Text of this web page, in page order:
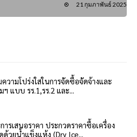
21 กุมภาพันธ์ 2025
ความโปร่งใสในการจัดซื้อจัดจ้างและ
แบบ รร.1,รร.2 และ...
รเสนอราคา ประกวดราคาซื้อเครื่อง
ด้วยน้ำแข็งแห้ง (Dry Ice...